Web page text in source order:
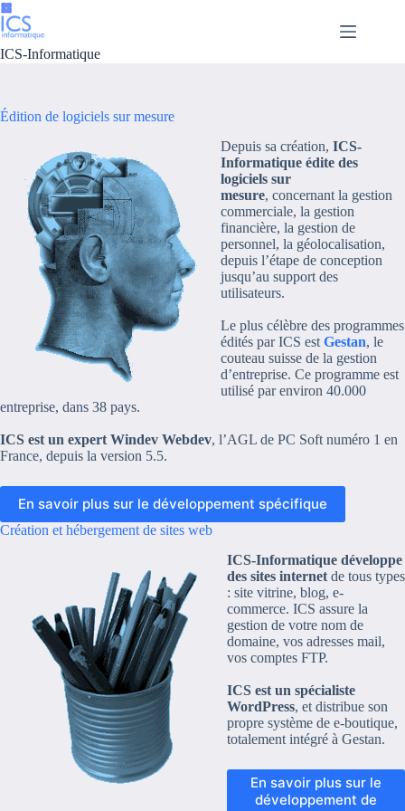
Passer
au
contenu
ICS-Informatique
Édition de logiciels sur mesure
Depuis sa création, ICS-
Informatique édite des
logiciels sur
mesure, concernant la gestion
commerciale, la gestion
financière, la gestion de
personnel, la géolocalisation,
depuis l’étape de conception
jusqu’au support des
utilisateurs.
Le plus célèbre des programmes
édités par ICS est Gestan, le
couteau suisse de la gestion
d’entreprise. Ce programme est
utilisé par environ 40.000
entreprise, dans 38 pays.
ICS est un expert Windev Webdev, l’AGL de PC Soft numéro 1 en
France, depuis la version 5.5.
En savoir plus sur le développement spécifique
Création et hébergement de sites web
ICS-Informatique développe
des sites internetde tous types
: site vitrine, blog, e-
commerce. ICS assure la
gestion de votre nom de
domaine, vos adresses mail,
vos comptes FTP.
ICS est un spécialiste
WordPress, et distribue son
propre système de e-boutique,
totalement intégré à Gestan.
En savoir plus sur le
développement de